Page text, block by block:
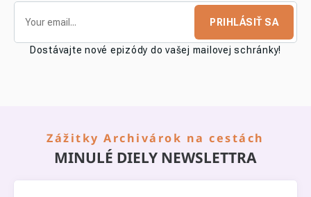
PRIHLÁSIŤ SA
Dostávajte nové epizódy do vašej mailovej schránky!
Zážitky Archivárok na cestách
MINULÉ DIELY NEWSLETTRA